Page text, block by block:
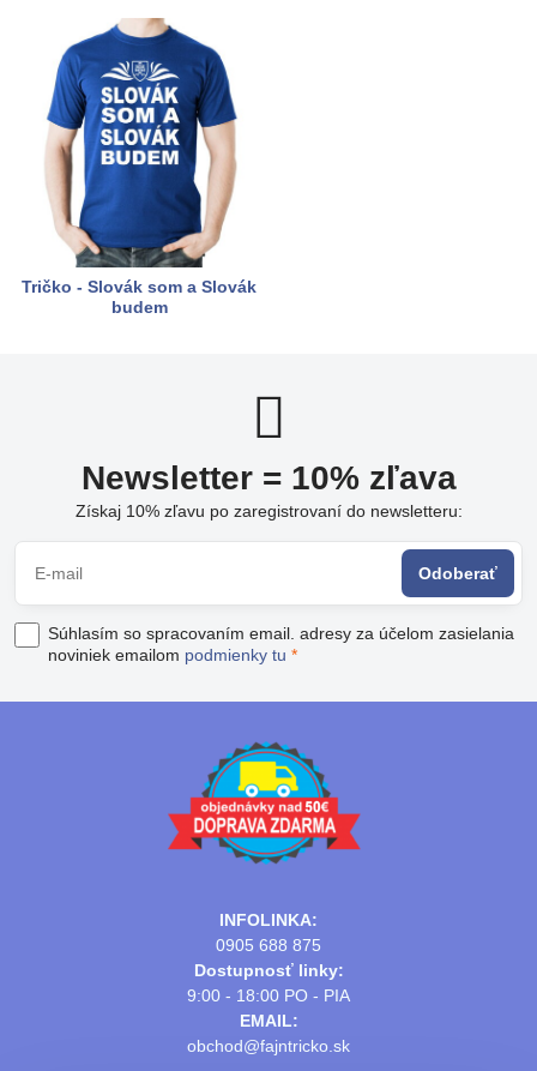
Tričko - Slovák som a Slovák
budem
Newsletter = 10% zľava
Získaj 10% zľavu po zaregistrovaní do newsletteru:
Odoberať
Súhlasím so spracovaním email. adresy za účelom zasielania
noviniek emailom podmienky tu *
INFOLINKA:
0905 688 875
Dostupnosť linky:
9:00 - 18:00 PO - PIA
EMAIL:
obchod@fajntricko.sk